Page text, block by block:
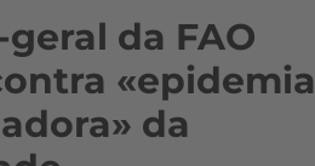
da FAO
«epidemia
da